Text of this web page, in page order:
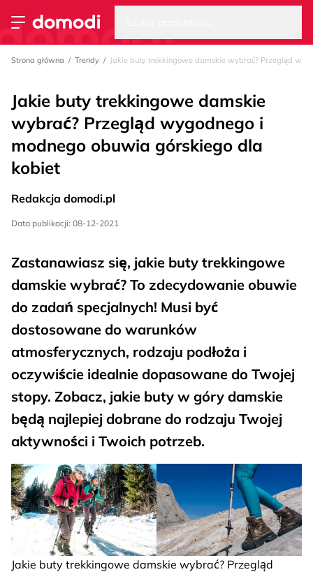
Przełącz menu
Strona główna
Strona główna Trendy Jakie buty trekkingowe damskie wybrać? Przegląd
Jakie buty trekkingowe damskie
wybrać? Przegląd wygodnego i
modnego obuwia górskiego dla
kobiet
Redakcja domodi.pl
Data publikacji: 08-12-2021
Zastanawiasz się, jakie buty trekkingowe
damskie wybrać? To zdecydowanie obuwie
do zadań specjalnych! Musi być
dostosowane do warunków
atmosferycznych, rodzaju podłoża i
oczywiście idealnie dopasowane do Twojej
stopy. Zobacz, jakie buty w góry damskie
będą najlepiej dobrane do rodzaju Twojej
aktywności i Twoich potrzeb.
Jakie buty trekkingowe damskie wybrać? Przegląd